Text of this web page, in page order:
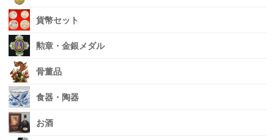
貨幣セット
勲章・金銀メダル
骨董品
食器・陶器
お酒